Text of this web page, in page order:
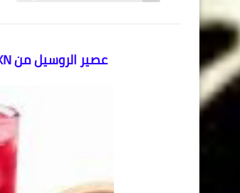
عصير الروسيل من DXN: مشروب الصحة والطاقة الطبيعي ـ أهميته ومكوناته وفوائده